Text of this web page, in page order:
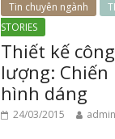
Tin chuyên ngành
STORIES
Thiết kế
lượng:
hình dáng
24/03/2015 admin